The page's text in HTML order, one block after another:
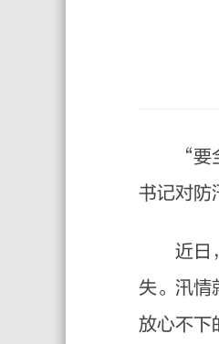
“要
书记对防
近日
失。汛情
放心不下